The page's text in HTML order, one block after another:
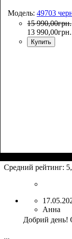
Модель: 49703
15 990,00грн.
13 990,00грн.
Купить
Средний рейтинг: 5
Анна
Добрий день!
...